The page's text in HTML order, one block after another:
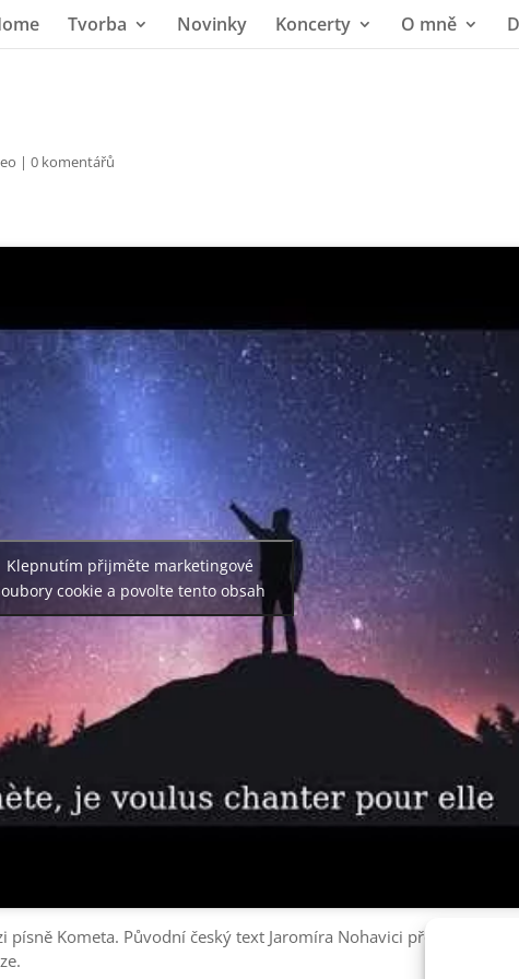
Tvorba Novinky Koncerty O mně
|0 komentářů
Klepnutím přijměte marketingové
cookie a povolte tento obsah
Kometa. Původní český text Jaromíra Nohavici přeložila Albane